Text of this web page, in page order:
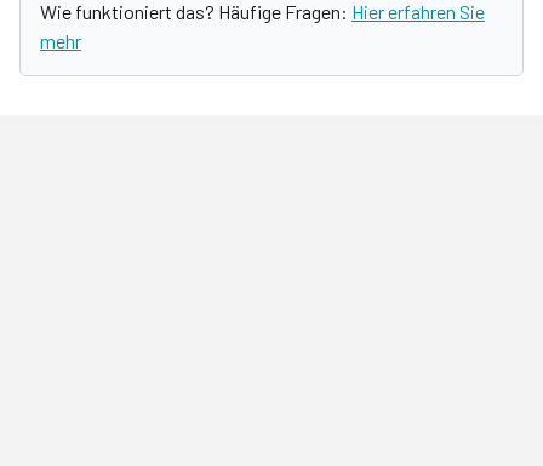
Wie funktioniert das? Häufige Fragen: Hier erfahren Sie
mehr